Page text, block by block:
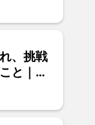
、挑戦
と｜丸